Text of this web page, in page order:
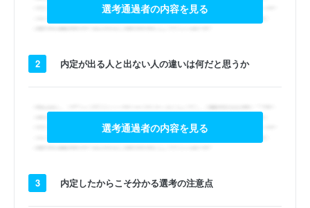
選考通過者の内容を見る
2 内定が出る人と出ない人の違いは何だと思うか
選考通過者の内容を見る
3 内定したからこそ分かる選考の注意点